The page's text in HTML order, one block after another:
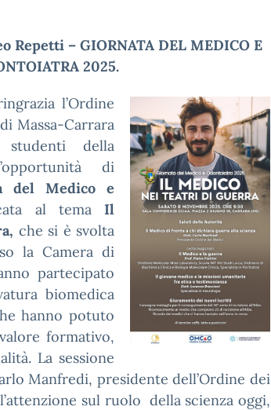
Repetti – GIORNATA DEL MEDICO E
2025.
l’Ordine
Massa-Carrara
della
di
del Medico e
al tema Il
che si è svolta
la Camera di
partecipato
biomedica
hanno potuto
formativo,
La sessione
Manfredi, presidente dell’Ordine dei
sul ruolo della scienza oggi,